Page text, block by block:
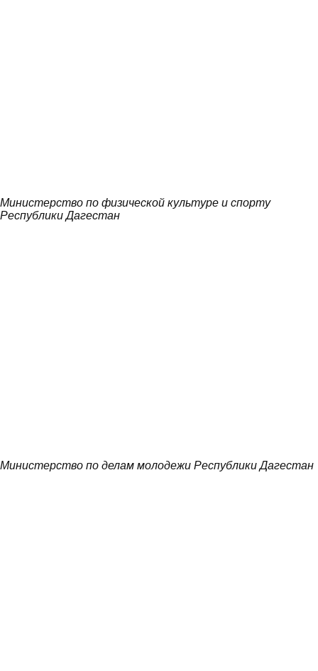
Министерство по физической культуре и спорту
Республики Дагестан
Министерство по делам молодежи Республики Дагестан